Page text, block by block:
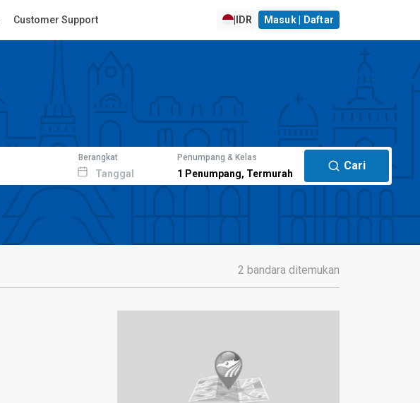
Customer Support | IDR Masuk | Daftar
Berangkat
Tanggal
Penumpang & Kelas
1 Penumpang, Termurah
Cari
2 bandara ditemukan